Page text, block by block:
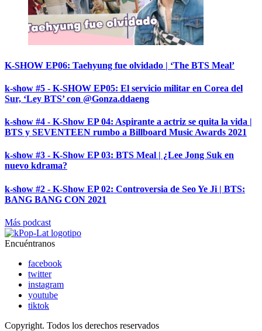
K-SHOW EP06: Taehyung fue olvidado | ‘The BTS Meal’
k-show #5 - K-SHOW EP05: El servicio militar en Corea del
Sur, ‘Ley BTS’ con @Gonza.ddaeng
k-show #4 - K-Show EP 04: Aspirante a actriz se quita la vida |
BTS y SEVENTEEN rumbo a Billboard Music Awards 2021
k-show #3 - K-Show EP 03: BTS Meal | ¿Lee Jong Suk en
nuevo kdrama?
k-show #2 - K-Show EP 02: Controversia de Seo Ye Ji | BTS:
BANG BANG CON 2021
Más podcast
Encuéntranos
facebook
twitter
instagram
youtube
tiktok
Copyright. Todos los derechos reservados